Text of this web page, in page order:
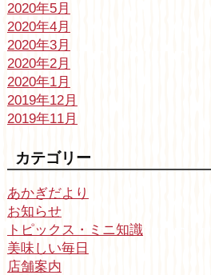
2020年5月
2020年4月
2020年3月
2020年2月
2020年1月
2019年12月
2019年11月
カテゴリー
あかぎだより
お知らせ
トピックス・ミニ知識
美味しい毎日
店舗案内